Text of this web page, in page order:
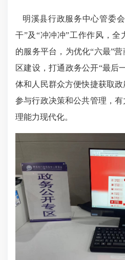
明溪县行政服务中心管委
干”及“冲冲冲”工作作风，
的服务平台，为优化“六最”
区建设，打通政务公开“最后
体和人民群众方便快捷获取
参与行政决策和公共管理，
理能力现代化。